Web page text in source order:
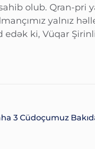
olub. Qran-pri
yalnız
ki, Vüqar
3 Cüdoçumuz